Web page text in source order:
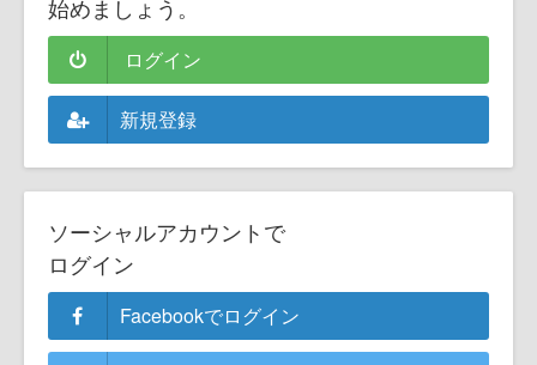
始めましょう。
ログイン
新規登録
ソーシャルアカウントで
ログイン
Facebookでログイン